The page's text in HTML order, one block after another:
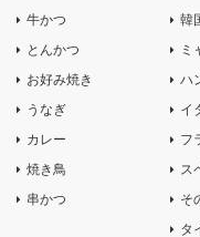
牛かつ
とんかつ
お好み焼き
うなぎ
カレー
焼き鳥
串かつ
韓
ミ
ハ
イ
フ
ス
そ
タ